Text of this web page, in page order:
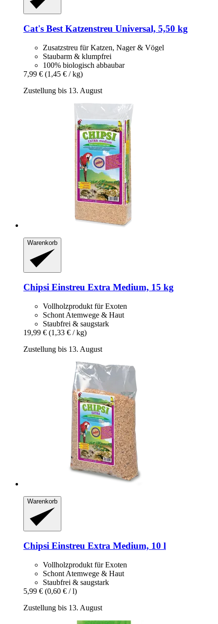
Cat's Best Katzenstreu Universal, 5,50 kg
Zusatzstreu für Katzen, Nager & Vögel
Staubarm & klumpfrei
100% biologisch abbaubar
7,99 € (1,45 € / kg)
Zustellung bis 13. August
Warenkorb
Chipsi Einstreu Extra Medium, 15 kg
Vollholzprodukt für Exoten
Schont Atemwege & Haut
Staubfrei & saugstark
19,99 € (1,33 € / kg)
Zustellung bis 13. August
Warenkorb
Chipsi Einstreu Extra Medium, 10 l
Vollholzprodukt für Exoten
Schont Atemwege & Haut
Staubfrei & saugstark
5,99 € (0,60 € / l)
Zustellung bis 13. August